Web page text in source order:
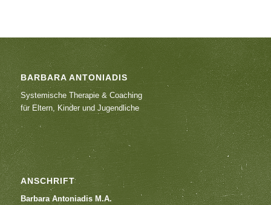
BARBARA ANTONIADIS
Systemische Therapie & Coaching
für Eltern, Kinder und Jugendliche
ANSCHRIFT
Barbara Antoniadis M.A.